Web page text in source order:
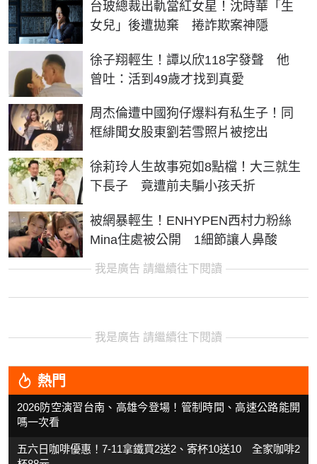
台玻總裁出軌當紅女星！沈時華「生
女兒」後遭拋棄 捲詐欺案神隱
徐子翔輕生！譚以欣118字發聲 他
曾吐：活到49歲才找到真愛
周杰倫遭中國狗仔爆料有私生子！同
框緋聞女股東劉若雪照片被挖出
徐莉玲人生故事宛如8點檔！大三就生
下長子 竟遭前夫騙小孩夭折
被網暴輕生！ENHYPEN西村力粉絲
Mina住處被公開 1細節讓人鼻酸
我是廣告 請繼續往下閱讀
我是廣告 請繼續往下閱讀
熱門
2026防空演習台南、高雄今登場！管制時間、高速公路能開
嗎一次看
五六日咖啡優惠！7-11拿鐵買2送2、寄杯10送10 全家咖啡2